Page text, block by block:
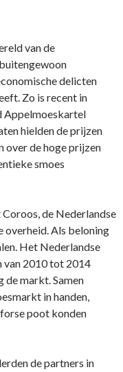
van de
delicten
Zo is recent in
Appelmoeskartel
hielden de prijzen
over de hoge prijzen
smoes
de Nederlandse
overheid. Als beloning
Het Nederlandse
van 2010 tot 2014
de markt. Samen
in handen,
poot konden
de partners in